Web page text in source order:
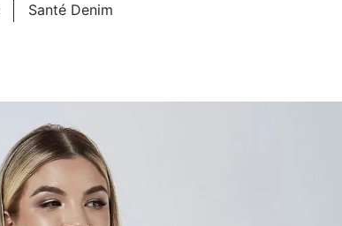
Santé Denim